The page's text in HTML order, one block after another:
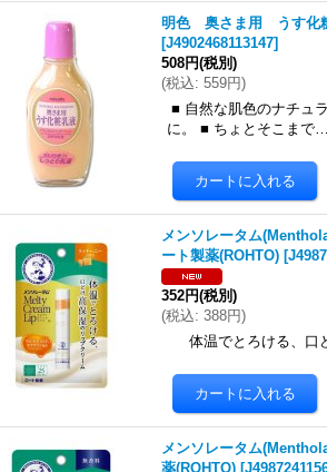
明色 奥さま用 うす化
[J4902468113147]
508円(税別)
(税込: 559円)
■ 自然な肌色のナチュ
に。 ■ ちょとそこまで
メンソレータム
ート製薬(ROHTO) [
352円(税別)
(税込: 388円)
体温でとろける、口
メンソレータム
薬(ROHTO) [